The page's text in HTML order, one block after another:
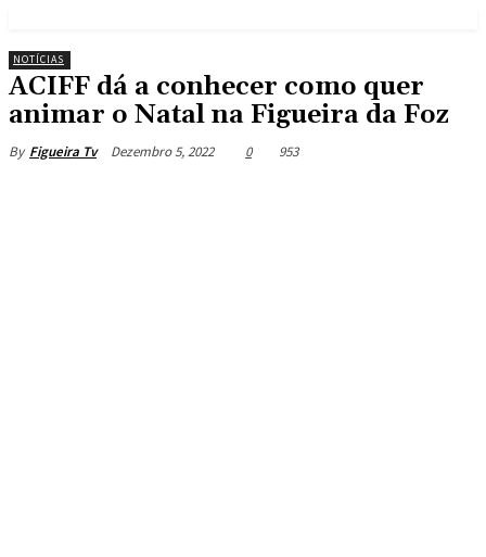
NOTÍCIAS
ACIFF dá a conhecer como quer
animar o Natal na Figueira da Foz
By Figueira Tv Dezembro 5, 2022 0 953